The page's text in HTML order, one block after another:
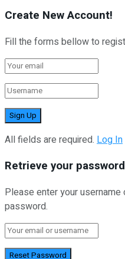
Create New Account!
Fill the forms bellow to
All fields are required. Log In
Retrieve your password
Please enter your
password.